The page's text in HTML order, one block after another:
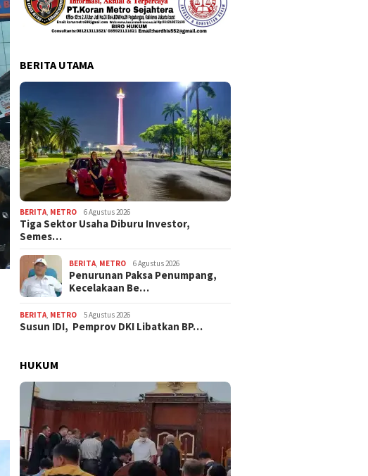
BERITA UTAMA
BERITA, METRO 6 Agustus 2026
Tiga Sektor Usaha Diburu Investor,
Semes…
BERITA, METRO 6 Agustus 2026
Penurunan Paksa Penumpang,
Kecelakaan Be…
BERITA, METRO 5 Agustus 2026
Susun IDI, Pemprov DKI Libatkan BP…
HUKUM